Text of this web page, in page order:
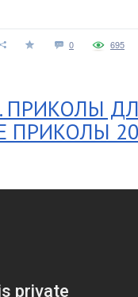
0 695
ПРИКОЛЫ